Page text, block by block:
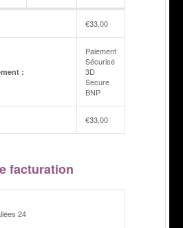
€33,00
:
Paiement
Sécurisé
3D
Secure
BNP
€33,00
facturation
24